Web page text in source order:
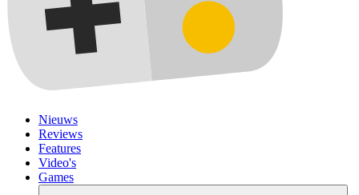
Nieuws
Reviews
Features
Video's
Games